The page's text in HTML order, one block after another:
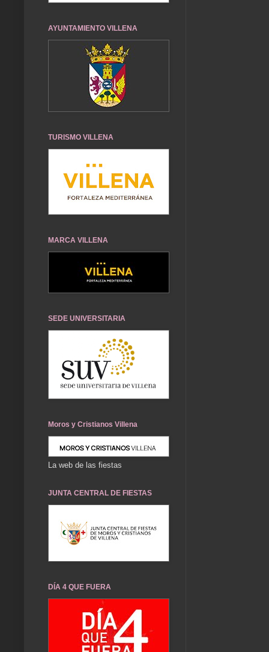
AYUNTAMIENTO VILLENA
TURISMO VILLENA
MARCA VILLENA
SEDE UNIVERSITARIA
Moros y Cristianos Villena
La web de las fiestas
JUNTA CENTRAL DE FIESTAS
DÍA 4 QUE FUERA